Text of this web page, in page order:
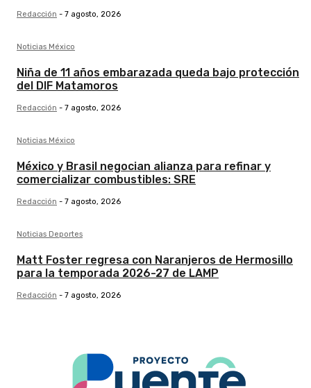
Redacción - 7 agosto, 2026
Noticias México
Niña de 11 años embarazada queda bajo protección
del DIF Matamoros
Redacción - 7 agosto, 2026
Noticias México
México y Brasil negocian alianza para refinar y
comercializar combustibles: SRE
Redacción - 7 agosto, 2026
Noticias Deportes
Matt Foster regresa con Naranjeros de Hermosillo
para la temporada 2026-27 de LAMP
Redacción - 7 agosto, 2026